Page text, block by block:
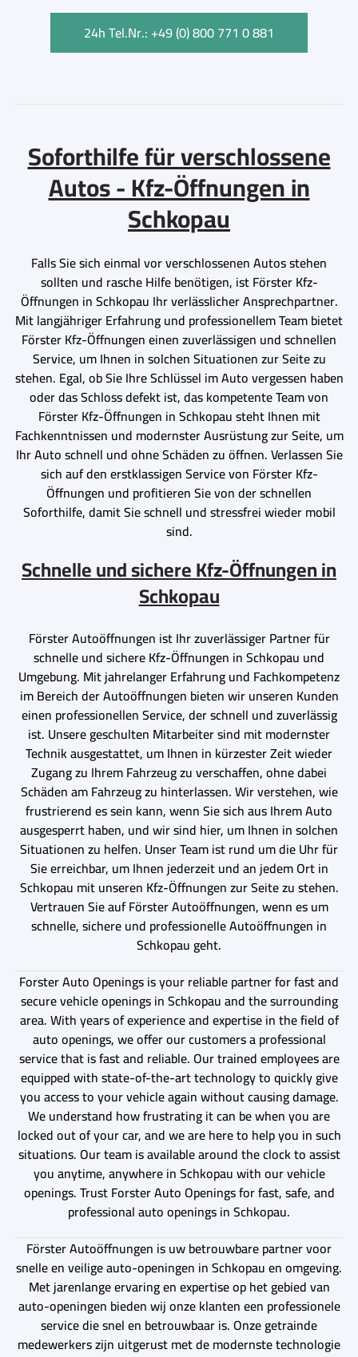
24h Tel.Nr.: +49 (0) 800 771 0 881
Soforthilfe für verschlossene
Autos - Kfz-Öffnungen in
Schkopau
Falls Sie sich einmal vor verschlossenen Autos stehen
sollten und rasche Hilfe benötigen, ist Förster Kfz-
Öffnungen in Schkopau Ihr verlässlicher Ansprechpartner.
Mit langjähriger Erfahrung und professionellem Team bietet
Förster Kfz-Öffnungen einen zuverlässigen und schnellen
Service, um Ihnen in solchen Situationen zur Seite zu
stehen. Egal, ob Sie Ihre Schlüssel im Auto vergessen haben
oder das Schloss defekt ist, das kompetente Team von
Förster Kfz-Öffnungen in Schkopau steht Ihnen mit
Fachkenntnissen und modernster Ausrüstung zur Seite, um
Ihr Auto schnell und ohne Schäden zu öffnen. Verlassen Sie
sich auf den erstklassigen Service von Förster Kfz-
Öffnungen und profitieren Sie von der schnellen
Soforthilfe, damit Sie schnell und stressfrei wieder mobil
sind.
Schnelle und sichere Kfz-Öffnungen in
Schkopau
Förster Autoöffnungen ist Ihr zuverlässiger Partner für
schnelle und sichere Kfz-Öffnungen in Schkopau und
Umgebung. Mit jahrelanger Erfahrung und Fachkompetenz
im Bereich der Autoöffnungen bieten wir unseren Kunden
einen professionellen Service, der schnell und zuverlässig
ist. Unsere geschulten Mitarbeiter sind mit modernster
Technik ausgestattet, um Ihnen in kürzester Zeit wieder
Zugang zu Ihrem Fahrzeug zu verschaffen, ohne dabei
Schäden am Fahrzeug zu hinterlassen. Wir verstehen, wie
frustrierend es sein kann, wenn Sie sich aus Ihrem Auto
ausgesperrt haben, und wir sind hier, um Ihnen in solchen
Situationen zu helfen. Unser Team ist rund um die Uhr für
Sie erreichbar, um Ihnen jederzeit und an jedem Ort in
Schkopau mit unseren Kfz-Öffnungen zur Seite zu stehen.
Vertrauen Sie auf Förster Autoöffnungen, wenn es um
schnelle, sichere und professionelle Autoöffnungen in
Schkopau geht.
Forster Auto Openings is your reliable partner for fast and
secure vehicle openings in Schkopau and the surrounding
area. With years of experience and expertise in the field of
auto openings, we offer our customers a professional
service that is fast and reliable. Our trained employees are
equipped with state-of-the-art technology to quickly give
you access to your vehicle again without causing damage.
We understand how frustrating it can be when you are
locked out of your car, and we are here to help you in such
situations. Our team is available around the clock to assist
you anytime, anywhere in Schkopau with our vehicle
openings. Trust Forster Auto Openings for fast, safe, and
professional auto openings in Schkopau.
Förster Autoöffnungen is uw betrouwbare partner voor
snelle en veilige auto-openingen in Schkopau en omgeving.
Met jarenlange ervaring en expertise op het gebied van
auto-openingen bieden wij onze klanten een professionele
service die snel en betrouwbaar is. Onze getrainde
medewerkers zijn uitgerust met de modernste technologie